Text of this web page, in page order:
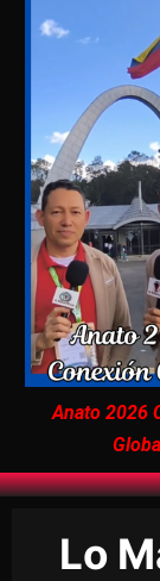
Anato 2026
Lo